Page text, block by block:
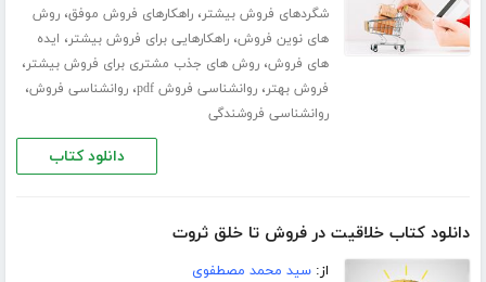
شگردهای فروش بیشتر،راهکارهای فروش موفق،روش
های نوین فروش،راهکارهایی برای فروش بیشتر، ایده
های فروش،روش های جذب مشتری برای فروش بیشتر،
فروش بهتر،روانشناسی فروش pdf ،روانشناسی فروش،
روانشناسی فروشندگی
دانلود کتاب
دانلود کتاب خلاقیت در فروش تا خلق ثروت
از:سید محمد مصطفوی